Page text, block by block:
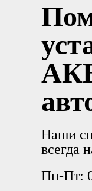
Наши
всегда
Пн-Пт: